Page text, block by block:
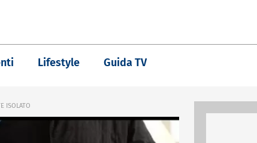
Lifestyle Guida TV
ISOLATO